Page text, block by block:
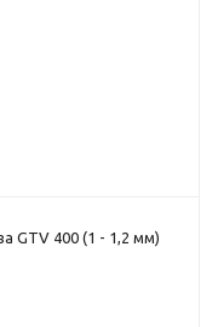
GTV 400 (1 - 1,2 мм)